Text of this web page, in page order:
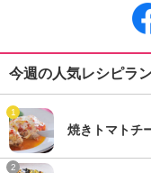
今週の人気レシピラ
1
焼きトマトチ
2